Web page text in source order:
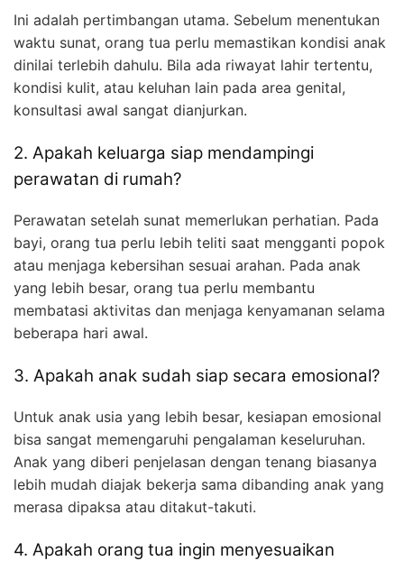
Ini adalah pertimbangan utama. Sebelum menentukan
waktu sunat, orang tua perlu memastikan kondisi anak
dinilai terlebih dahulu. Bila ada riwayat lahir tertentu,
kondisi kulit, atau keluhan lain pada area genital,
konsultasi awal sangat dianjurkan.
2. Apakah keluarga siap mendampingi
perawatan di rumah?
Perawatan setelah sunat memerlukan perhatian. Pada
bayi, orang tua perlu lebih teliti saat mengganti popok
atau menjaga kebersihan sesuai arahan. Pada anak
yang lebih besar, orang tua perlu membantu
membatasi aktivitas dan menjaga kenyamanan selama
beberapa hari awal.
3. Apakah anak sudah siap secara emosional?
Untuk anak usia yang lebih besar, kesiapan emosional
bisa sangat memengaruhi pengalaman keseluruhan.
Anak yang diberi penjelasan dengan tenang biasanya
lebih mudah diajak bekerja sama dibanding anak yang
merasa dipaksa atau ditakut-takuti.
4. Apakah orang tua ingin menyesuaikan